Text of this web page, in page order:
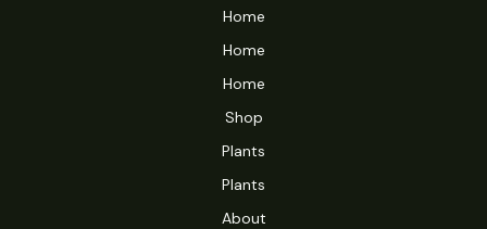
Home
Home
Home
Shop
Plants
Plants
About